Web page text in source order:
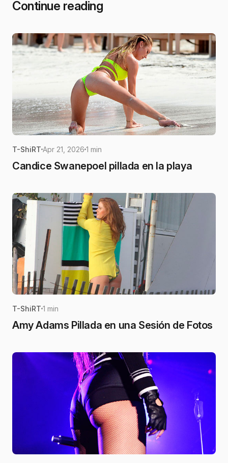
Continue reading
T-ShiRT Apr 21, 2026 1 min
Candice Swanepoel pillada en la playa
T-ShiRT 1 min
Amy Adams Pillada en una Sesión de Fotos